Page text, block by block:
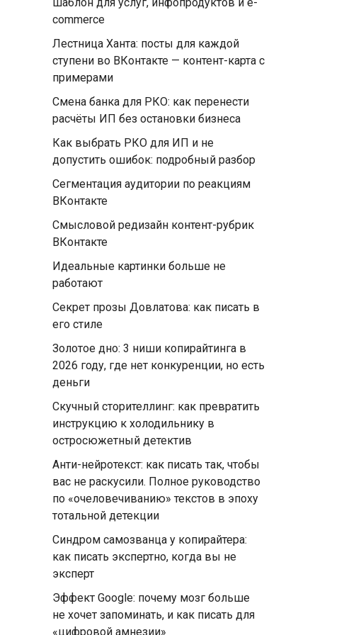
commerce
Лестница Ханта: посты для каждой
ступени во ВКонтакте — контент-карта с
примерами
Смена банка для РКО: как перенести
расчёты ИП без остановки бизнеса
Как выбрать РКО для ИП и не
допустить ошибок: подробный разбор
Сегментация аудитории по реакциям
ВКонтакте
Смысловой редизайн контент-рубрик
ВКонтакте
Идеальные картинки больше не
работают
Секрет прозы Довлатова: как писать в
его стиле
Золотое дно: 3 ниши копирайтинга в
2026 году, где нет конкуренции, но есть
деньги
Скучный сторителлинг: как превратить
инструкцию к холодильнику в
остросюжетный детектив
Анти-нейротекст: как писать так, чтобы
вас не раскусили. Полное руководство
по «очеловечиванию» текстов в эпоху
тотальной детекции
Синдром самозванца у копирайтера:
как писать экспертно, когда вы не
эксперт
Эффект Google: почему мозг больше
не хочет запоминать, и как писать для
«цифровой амнезии»